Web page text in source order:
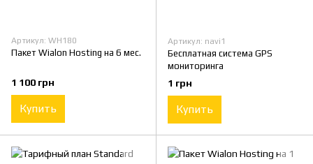
Артикул: WH180
Пакет Wialon Hosting на 6 мес.
1 100 грн
Купить
Артикул: navi1
Бесплатная система GPS
мониторинга
1 грн
Купить